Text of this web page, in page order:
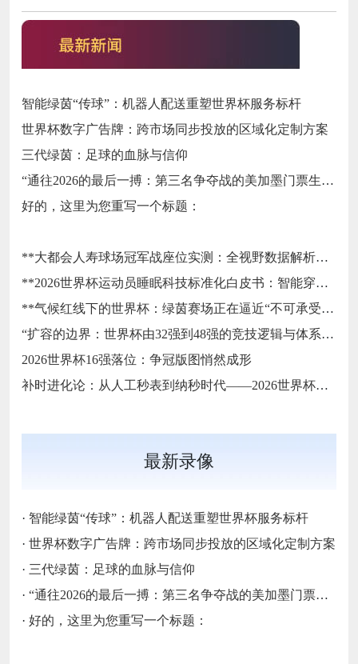
智能绿茵“传球”：机器人配送重塑世界杯服务标杆
世界杯数字广告牌：跨市场同步投放的区域化定制方案
三代绿茵：足球的血脉与信仰
“通往2026的最后一搏：第三名争夺战的美加墨门票生死局”
好的，这里为您重写一个标题：
**大都会人寿球场冠军战座位实测：全视野数据解析与等级精准评估**
**2026世界杯运动员睡眠科技标准化白皮书：智能穿戴监测标准与认证体系框架**
**气候红线下的世界杯：绿茵赛场正在逼近“不可承受之热”**
“扩容的边界：世界杯由32强到48强的竞技逻辑与体系重塑”
2026世界杯16强落位：争冠版图悄然成形
补时进化论：从人工秒表到纳秒时代——2026世界杯计时规则展望
最新录像
· 智能绿茵“传球”：机器人配送重塑世界杯服务标杆
· 世界杯数字广告牌：跨市场同步投放的区域化定制方案
· 三代绿茵：足球的血脉与信仰
· “通往2026的最后一搏：第三名争夺战的美加墨门票生死局”
· 好的，这里为您重写一个标题：